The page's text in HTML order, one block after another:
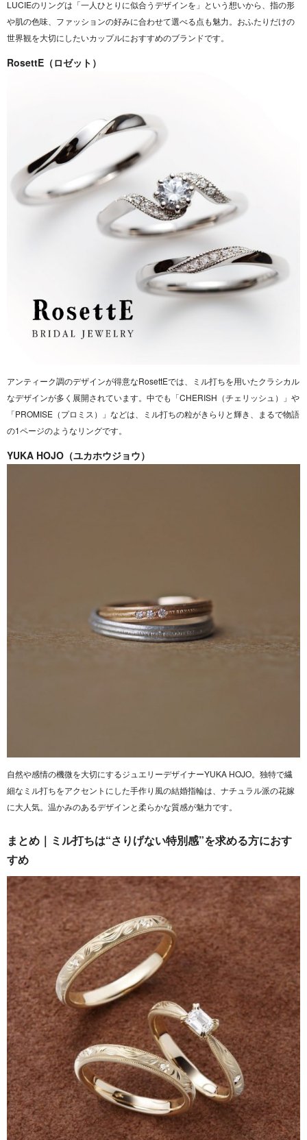
LUCIEのリングは「一人ひとりに似合うデザインを」という想いから、指の形
や肌の色味、ファッションの好みに合わせて選べる点も魅力。おふたりだけの
世界観を大切にしたいカップルにおすすめのブランドです。
RosettE（ロゼット）
アンティーク調のデザインが得意なRosettEでは、ミル打ちを用いたクラシカル
なデザインが多く展開されています。中でも「CHERISH（チェリッシュ）」や
「PROMISE（プロミス）」などは、ミル打ちの粒がきらりと輝き、まるで物語
の1ページのようなリングです。
YUKA HOJO（ユカホウジョウ）
自然や感情の機微を大切にするジュエリーデザイナーYUKA HOJO。独特で繊
細なミル打ちをアクセントにした手作り風の結婚指輪は、ナチュラル派の花嫁
に大人気。温かみのあるデザインと柔らかな質感が魅力です。
まとめ｜ミル打ちは“さりげない特別感”を求める方におす
すめ